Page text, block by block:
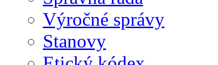
Výročné správy
Stanovy